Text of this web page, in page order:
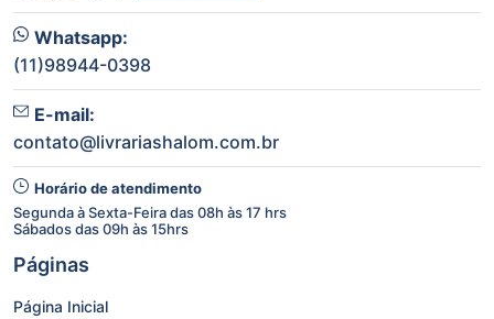
Whatsapp:
(11)98944-0398
E-mail:
contato@livrariashalom.com.br
Horário de atendimento
Segunda à Sexta-Feira das 08h às 17 hrs
Sábados das 09h às 15hrs
Páginas
Página Inicial